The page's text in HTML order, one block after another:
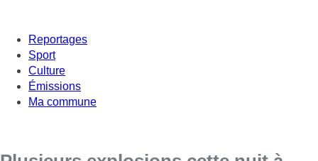
Reportages
Sport
Culture
Émissions
Ma commune